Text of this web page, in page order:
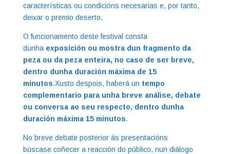
características ou condicións necesarias e, por tanto,
deixar o premio deserto.
O funcionamento deste festival consta
dunha exposición ou mostra dun fragmento da
peza ou da peza enteira, no caso de ser breve,
dentro dunha duración máxima de 15
minutos.Xusto despois, haberá un tempo
complementario para unha breve análise, debate
ou conversa ao seu respecto, dentro dunha
duración máxima 15 minutos.
No breve debate posterior ás presentacións
búscase coñecer a reacción do público, nun diálogo